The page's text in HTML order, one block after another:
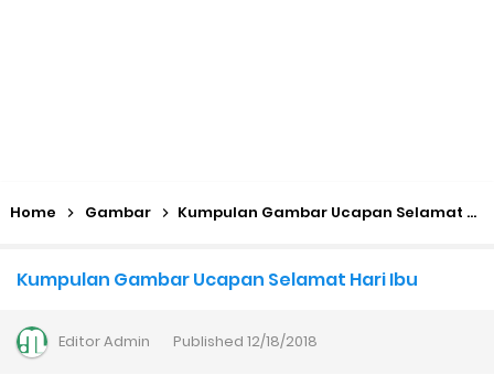
Daftar Penerima PIP MI, MTs, dan MA Tahap I 2026
Kalender Pendidikan Madrasah 2026/2027 | Excel & PDF (Ditjen
Home Gambar Kumpulan Gambar Ucapan Selamat Hari Ibu
Kumpulan Gambar Ucapan Selamat Hari Ibu
EditorAdmin Published 12/18/2018